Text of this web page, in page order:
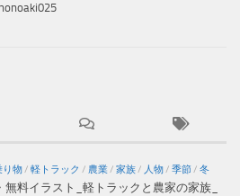
り物/ 軽トラック / 農業/ 家族/ 人物/ 季節/ 冬
無料イラスト_軽トラックと農家の家族_